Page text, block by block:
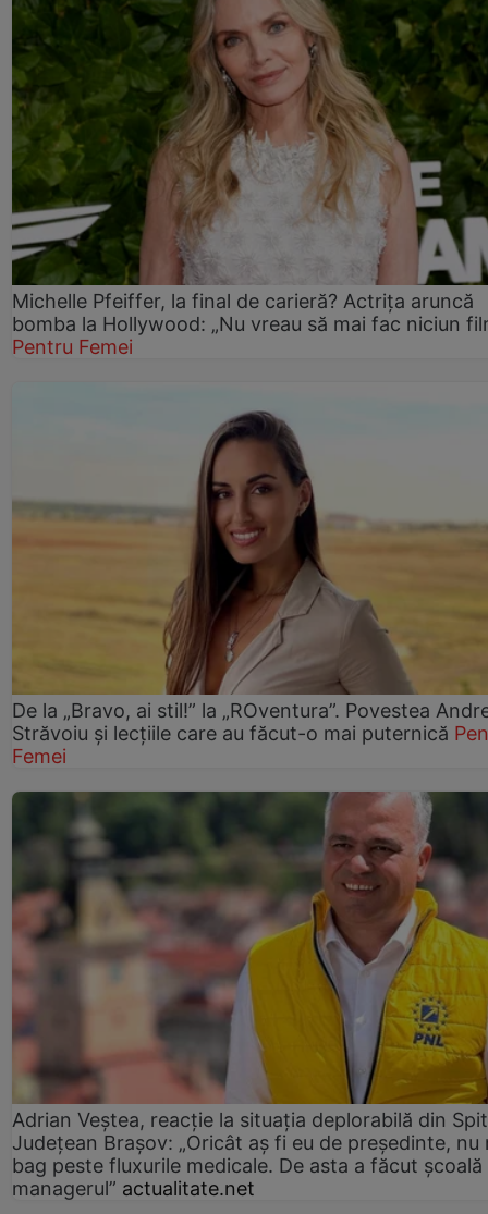
Michelle Pfeiffer, la final de carieră? Actrița aruncă
bomba la Hollywood: „Nu vreau să mai fac niciun
Pentru Femei
De la „Bravo, ai stil!” la „ROventura”. Povestea
Străvoiu și lecțiile care au făcut-o mai puternică
Femei
Adrian Veștea, reacție la situația deplorabilă din
Județean Brașov: „Oricât aș fi eu de președinte, nu
bag peste fluxurile medicale. De asta a făcut școală
managerul” actualitate.net